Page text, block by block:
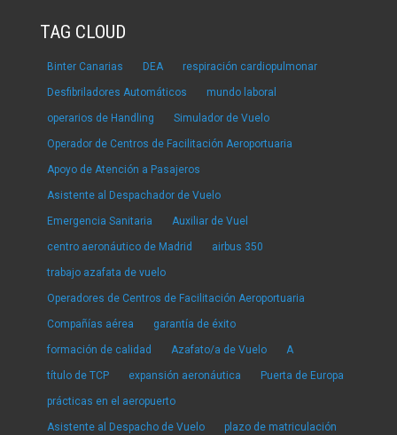
TAG CLOUD
Binter Canarias DEA respiración cardiopulmonar
Desfibriladores Automáticos mundo laboral
operarios de Handling Simulador de Vuelo
Operador de Centros de Facilitación Aeroportuaria
Apoyo de Atención a Pasajeros
Asistente al Despachador de Vuelo
Emergencia Sanitaria Auxiliar de Vuel
centro aeronáutico de Madrid airbus 350
trabajo azafata de vuelo
Operadores de Centros de Facilitación Aeroportuaria
Compañías aérea garantía de éxito
formación de calidad Azafato/a de Vuelo A
título de TCP expansión aeronáutica Puerta de Europa
prácticas en el aeropuerto
Asistente al Despacho de Vuelo plazo de matriculación